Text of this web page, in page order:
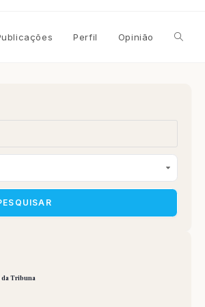
Perfil Opinião
site
da Tribuna